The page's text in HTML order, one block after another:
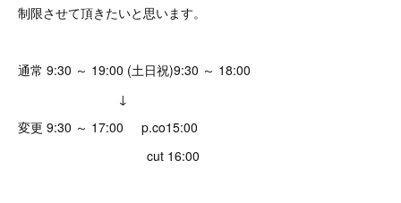
制限させて頂きたいと思います。
通常 9:30 ～ 19:00 (土日祝)9:30 ～ 18:00
↓
変更 9:30 ～ 17:00 p.co15:00
cut 16:00